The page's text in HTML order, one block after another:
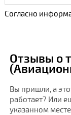
Согласно
Отзывы о
Вы пришли, а
работает? Или
указанном